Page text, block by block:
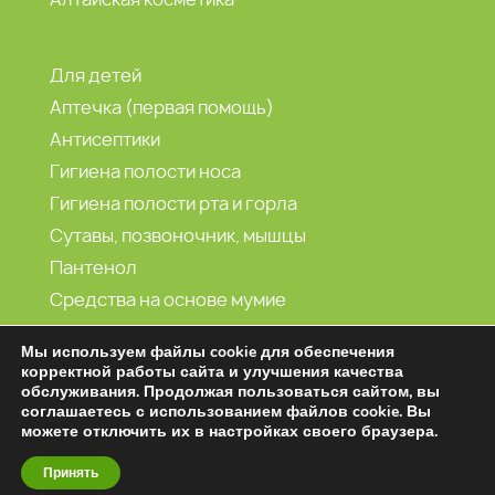
Для детей
Аптечка (первая помощь)
Антисептики
Гигиена полости носа
Гигиена полости рта и горла
Сутавы, позвоночник, мышцы
Пантенол
Средства на основе мумие
Морская вода
2001-2026 (С) Витамин продукт
Мы используем файлы cookie для обеспечения
корректной работы сайта и улучшения качества
обслуживания. Продолжая пользоваться сайтом, вы
соглашаетесь с использованием файлов cookie. Вы
можете отключить их в настройках своего браузера.
Принять